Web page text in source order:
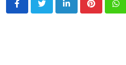
LinkedInPinterest